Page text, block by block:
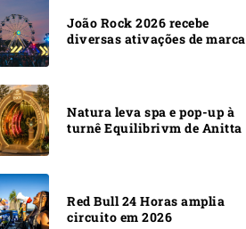
João Rock 2026 recebe
diversas ativações de marca
Natura leva spa e pop-up à
turnê Equilibrivm de Anitta
Red Bull 24 Horas amplia
circuito em 2026